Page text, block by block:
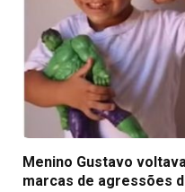
Menino Gustavo
marcas de agressões